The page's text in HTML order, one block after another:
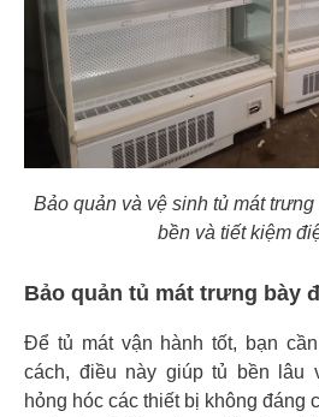
Bảo quản và vệ sinh tủ mát
bền và tiết kiệm
Bảo quản tủ mát trưng bày
Để tủ mát vận hành tốt, bạn
cách, điều này giúp tủ bền lâu
hỏng hóc các thiết bị không đáng